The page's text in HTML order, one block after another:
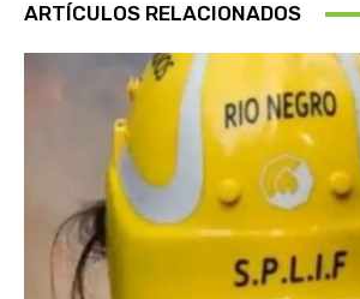
ARTÍCULOS RELACIONADOS